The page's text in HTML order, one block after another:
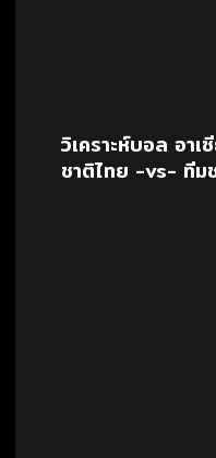
วิเคราะห์บอล อา
ชาติไทย -vs- ทีม